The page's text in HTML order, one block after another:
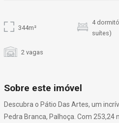
344m²
4
suítes)
2 vagas
Sobre este imóvel
Descubra o Pátio Das Artes, um
Pedra Branca, Palhoça. Com 253,24